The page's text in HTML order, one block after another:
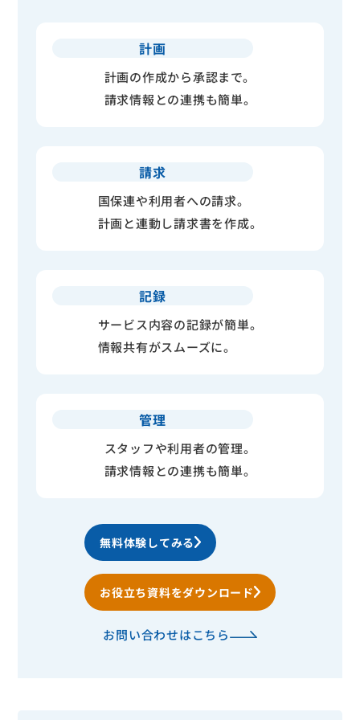
計画
計画の作成から承認まで。
請求情報との連携も簡単。
請求
国保連や利用者への請求。
計画と連動し請求書を作成。
記録
サービス内容の記録が簡単。
情報共有がスムーズに。
管理
スタッフや利用者の管理。
請求情報との連携も簡単。
無料体験してみる
お役立ち資料をダウンロード
お問い合わせはこちら